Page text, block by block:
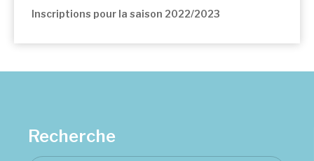
Inscriptions pour la saison 2022/2023
Recherche